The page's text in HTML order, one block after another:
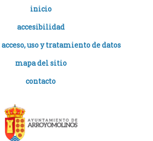
inicio
accesibilidad
uso y tratamiento de datos
mapa del sitio
contacto